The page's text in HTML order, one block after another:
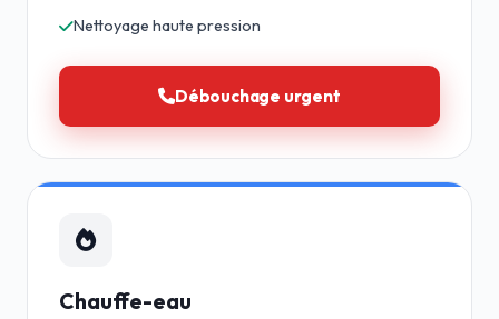
Nettoyage haute pression
Débouchage urgent
Chauffe-eau